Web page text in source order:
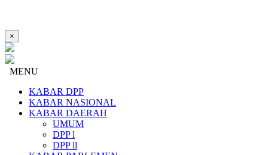
×
MENU
KABAR DPP
KABAR NASIONAL
KABAR DAERAH
UMUM
DPP l
DPP ll